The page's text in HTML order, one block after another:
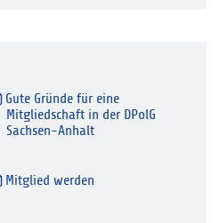
Gute Gründe für eine
Mitgliedschaft in der DPolG
Sachsen-Anhalt
Mitglied werden